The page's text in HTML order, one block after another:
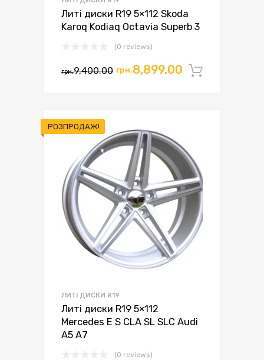
Литі диски R19 5×112 Skoda
Karoq Kodiaq Octavia Superb 3
(0 reviews)
грн.9,400.00 Оригінальна
грн.8,899.00 Поточна
РОЗПРОДАЖ!
ЛИТІ ДИСКИ R19
Литі диски R19 5×112
Mercedes E S CLA SL SLC Audi
A5 A7
(0 reviews)